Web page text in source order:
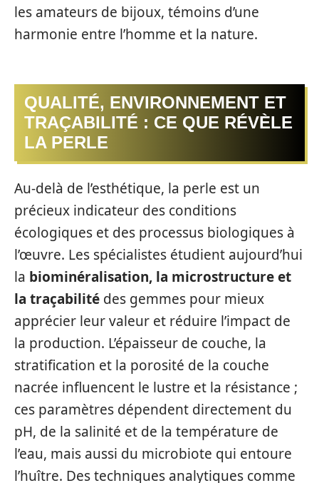
les amateurs de bijoux, témoins d’une
harmonie entre l’homme et la nature.
QUALITÉ, ENVIRONNEMENT ET
TRAÇABILITÉ : CE QUE RÉVÈLE
LA PERLE
Au-delà de l’esthétique, la perle est un
précieux indicateur des conditions
écologiques et des processus biologiques à
l’œuvre. Les spécialistes étudient aujourd’hui
la biominéralisation, la microstructure et
la traçabilité des gemmes pour mieux
apprécier leur valeur et réduire l’impact de
la production. L’épaisseur de couche, la
stratification et la porosité de la couche
nacrée influencent le lustre et la résistance ;
ces paramètres dépendent directement du
pH, de la salinité et de la température de
l’eau, mais aussi du microbiote qui entoure
l’huître. Des techniques analytiques comme